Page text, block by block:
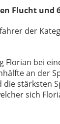
Flucht und
der
Florian bei
an der
stärksten
sich